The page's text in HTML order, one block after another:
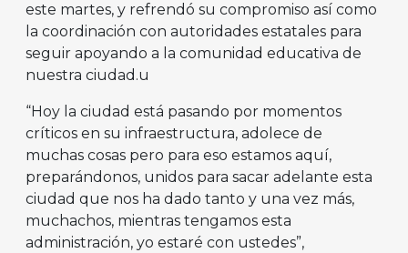
este martes, y refrendó su compromiso así como
la coordinación con autoridades estatales para
seguir apoyando a la comunidad educativa de
nuestra ciudad.u
“Hoy la ciudad está pasando por momentos
críticos en su infraestructura, adolece de
muchas cosas pero para eso estamos aquí,
preparándonos, unidos para sacar adelante esta
ciudad que nos ha dado tanto y una vez más,
muchachos, mientras tengamos esta
administración, yo estaré con ustedes”,